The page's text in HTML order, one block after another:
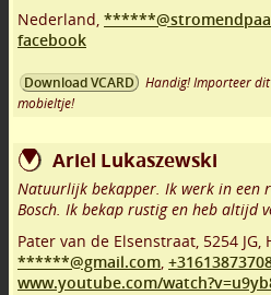
Nederland,
facebook
Download VCARD
Handig! Importeer
mobieltje!
Ariel Lukaszewski
Natuurlijk bekapper. Ik werk in een
Bosch. Ik bekap rustig en heb altijd
Pater van de Elsenstraat, 5254 JG,
******@gmail.com,
www.youtube.com/